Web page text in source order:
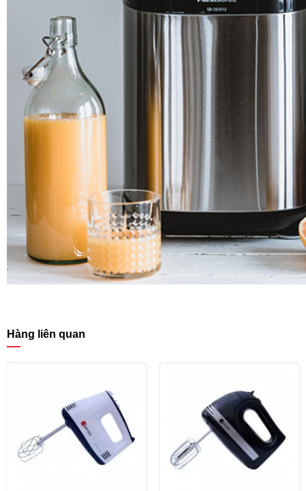
Hàng liên quan